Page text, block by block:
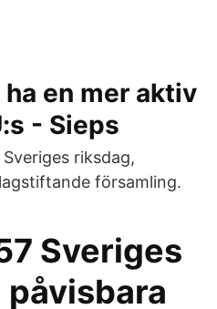
en mer aktiv
- Sieps
riksdag,
församling.
Sveriges